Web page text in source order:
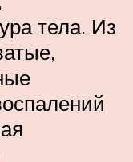
тела. Из